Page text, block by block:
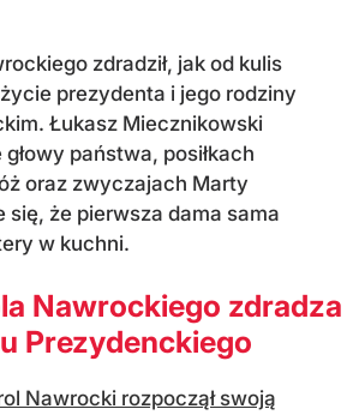
zdradził, jak od kulis
prezydenta i jego rodziny
Łukasz Miecznikowski
państwa, posiłkach
oraz zwyczajach Marty
się, że pierwsza dama sama
w kuchni.
Nawrockiego zdradza
Prezydenckiego
Nawrocki rozpoczął swoją